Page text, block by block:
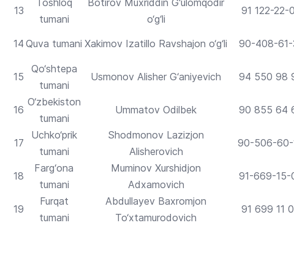
13
Toshloq
tumani
Botirov Muxriddin G‘ulomqodir
o‘g‘li
91 122-22-
14 Quva tumani Xakimov Izatillo Ravshajon o‘g‘li 90-408-61-
15
Qo‘shtepa
tumani
Usmonov Alisher G‘aniyevich 94 550 98
16
O‘zbekiston
tumani
Ummatov Odilbek 90 855 64
17
Uchko‘prik
tumani
Shodmonov Lazizjon
Alisherovich
90-506-60-
18
Farg‘ona
tumani
Muminov Xurshidjon
Adxamovich
91-669-15-
19
Furqat
tumani
Abdullayev Baxromjon
To‘xtamurodovich
91 699 11